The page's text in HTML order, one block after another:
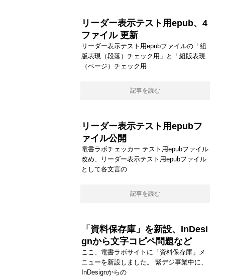
リーダー表示テスト用epub、4
ファイル 更新
リーダー表示テスト用epubファイルの「組
版表現（段落）チェック用」と「組版表現
（ページ）チェック用
記事を読む
リーダー表示テスト用epubフ
ァイル公開
電書ラボチェッカー テスト用epubファイル
改め、リーダー表示テスト用epubファイル
として各文言の
記事を読む
「資料保存庫」を新設、InDesi
gnから文字コピペ問題など
ここ、電書ラボサイトに「資料保存庫」メ
ニューを新設しました。 緊デジ事業中に、
InDesignからの